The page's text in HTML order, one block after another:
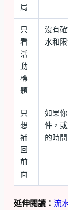
局
只
看
活
動
標
題
沒有
水和限
只
想
補
回
前
面
如果
件，
的時
延伸閱讀： 流